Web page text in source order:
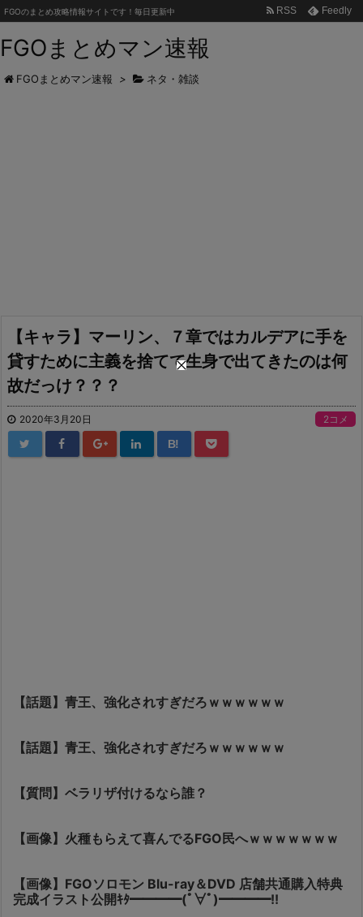
FGOまとめマン速報
FGOのまとめ攻略情報サイトです！毎日更新中 RSS Feedly
FGOまとめマン速報 > ネタ・雑談
【キャラ】マーリン、７章ではカルデアに手を
貸すために主義を捨てて生身で出てきたのは何
故だっけ？？？
2020年3月20日 2コメ
B!
【話題】青王、強化されすぎだろｗｗｗｗｗｗ
【話題】青王、強化されすぎだろｗｗｗｗｗｗ
【質問】ベラリザ付けるなら誰？
【画像】火種もらえて喜んでるFGO民へｗｗｗｗｗｗｗ
【画像】FGOソロモン Blu-ray＆DVD 店舗共通購入特典
完成イラスト公開ｷﾀ━━━━(ﾟ∀ﾟ)━━━━!!